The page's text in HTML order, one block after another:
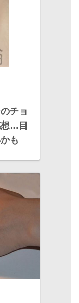
チョ
…目
も